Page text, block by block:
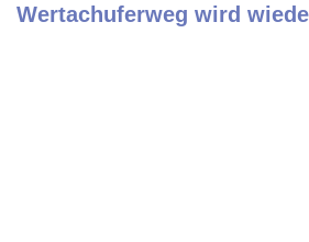
Wertachuferweg wird